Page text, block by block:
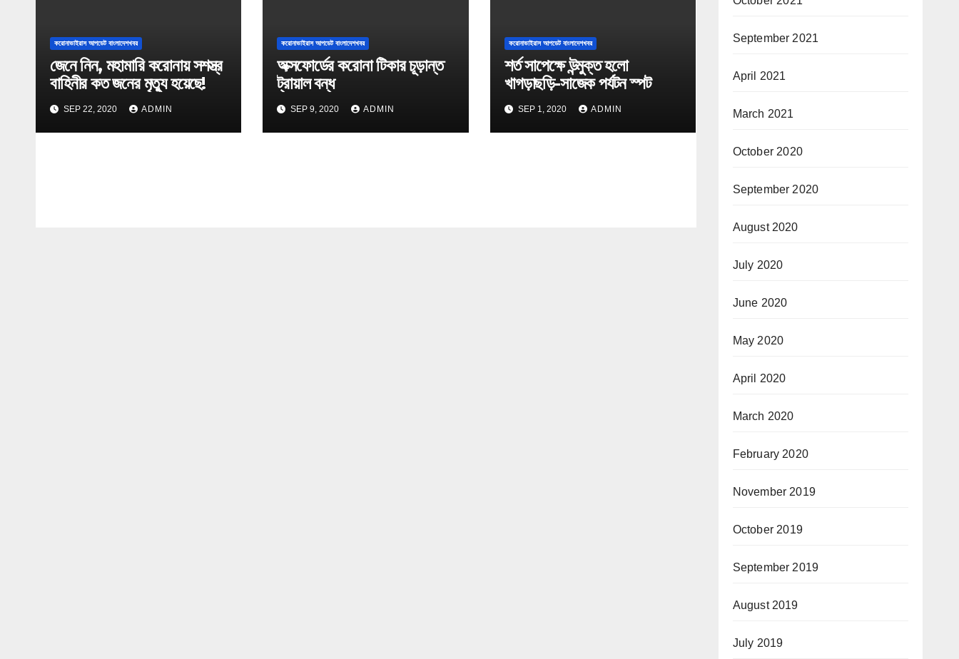
a
t
i
o
করোনাভাইরাস আপডেট বাংলাদেশখবর
জেনে নিন, মহামারি করোনায় সশস্ত্র
বাহিনীর কত জনের মৃত্যু হয়েছে!
SEP 22, 2020 ADMIN
করোনাভাইরাস আপডেট বাংলাদেশখবর
অক্সফোর্ডের করোনা টিকার চূড়ান্ত
ট্রায়াল বন্ধ
SEP 9, 2020 ADMIN
করোনাভাইরাস আপডেট বাংলাদেশখবর
শর্ত সাপেক্ষে উন্মুক্ত হলো
খাগড়াছড়ি-সাজেক পর্যটন স্পট
SEP 1, 2020 ADMIN
September 2021
April 2021
March 2021
October 2020
September 2020
August 2020
July 2020
June 2020
May 2020
April 2020
March 2020
February 2020
November 2019
October 2019
September 2019
August 2019
July 2019